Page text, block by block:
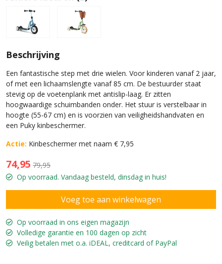
Beschrijving
Een fantastische step met drie wielen. Voor kinderen vanaf 2 jaar,
of met een lichaamslengte vanaf 85 cm. De bestuurder staat
stevig op de voetenplank met antislip-laag. Er zitten
hoogwaardige schuimbanden onder. Het stuur is verstelbaar in
hoogte (55-67 cm) en is voorzien van veiligheidshandvaten en
een Puky kinbeschermer.
Actie: Kinbeschermer met naam € 7,95
74,95 79,95
Op voorraad. Vandaag besteld, dinsdag in huis!
Op voorraad in ons eigen magazijn
Volledige garantie en 100 dagen op zicht
Veilig betalen met o.a. iDEAL, creditcard of PayPal